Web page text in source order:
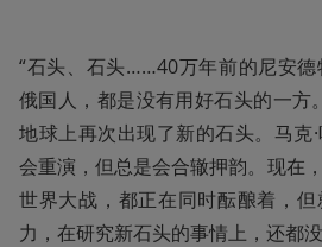
“石头、石头……40万年前的尼安
俄国人，都是没有用好石头的一方
地球上再次出现了新的石头。马克
会重演，但总是会合辙押韵。现在
世界大战，都正在同时酝酿着，
力，在研究新石头的事情上，还都